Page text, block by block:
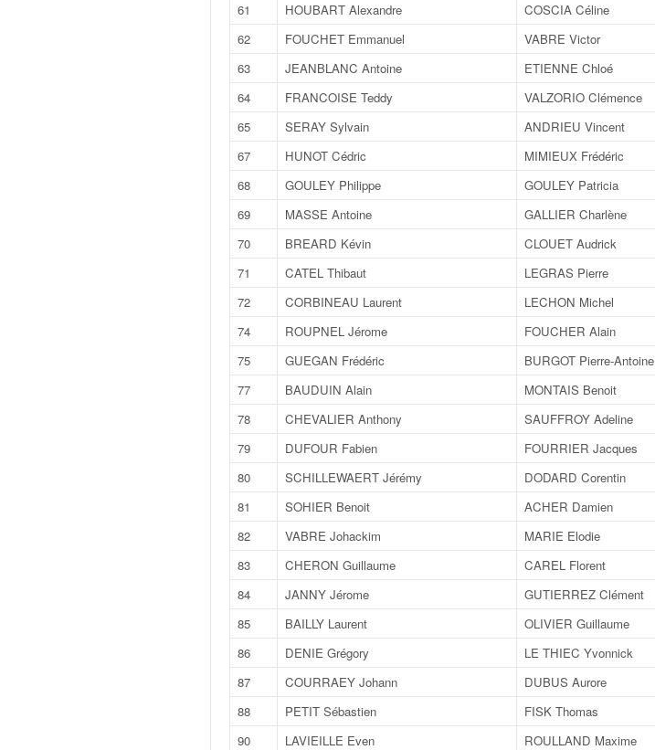
61
HOUBART Alexandre COSCIA Céline
62
FOUCHET Emmanuel VABRE Victor
63
JEANBLANC Antoine ETIENNE Chloé
64
FRANCOISE Teddy VALZORIO Clémence
65
SERAY Sylvain ANDRIEU Vincent
67
HUNOT Cédric MIMIEUX Frédéric
68
GOULEY Philippe GOULEY Patricia
69
MASSE Antoine GALLIER Charlène
70
BREARD Kévin CLOUET Audrick
71
CATEL Thibaut LEGRAS Pierre
72
CORBINEAU Laurent LECHON Michel
74
ROUPNEL Jérome FOUCHER Alain
75
GUEGAN Frédéric BURGOT Pierre-Antoine
77
BAUDUIN Alain MONTAIS Benoit
78
CHEVALIER Anthony SAUFFROY Adeline
79
DUFOUR Fabien FOURRIER Jacques
80
SCHILLEWAERT Jérémy DODARD Corentin
81
SOHIER Benoit ACHER Damien
82
VABRE Johackim MARIE Elodie
83
CHERON Guillaume CAREL Florent
84
JANNY Jérome GUTIERREZ Clément
85
BAILLY Laurent OLIVIER Guillaume
86
DENIE Grégory LE THIEC Yvonnick
87
COURRAEY Johann DUBUS Aurore
88
PETIT Sébastien FISK Thomas
90
LAVIEILLE Even ROULLAND Maxime